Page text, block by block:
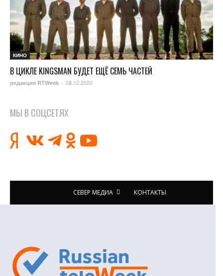
КИНО
В ЦИКЛЕ KINGSMAN БУДЕТ ЕЩЁ СЕМЬ ЧАСТЕЙ
редакция RTWeek - 08.12.2020
МЫ В СОЦСЕТЯХ
СЕВЕР МЕДИА КОНТАКТЫ